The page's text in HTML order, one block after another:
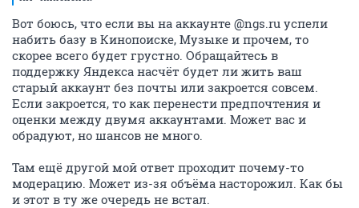
Вот боюсь, что если вы на аккаунте @ngs.ru успели
набить базу в Кинопоиске, Музыке и прочем, то
скорее всего будет грустно. Обращайтесь в
поддержку Яндекса насчёт будет ли жить ваш
старый аккаунт без почты или закроется совсем.
Если закроется, то как перенести предпочтения и
оценки между двумя аккаунтами. Может вас и
обрадуют, но шансов не много.
Там ещё другой мой ответ проходит почему-то
модерацию. Может из-зя объёма насторожил. Как бы
и этот в ту же очередь не встал.